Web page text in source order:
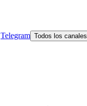
Telegram Todos los canales